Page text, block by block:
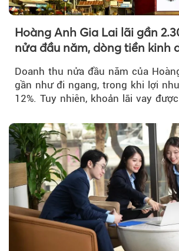
Hoàng Anh Gia Lai lãi gần
nửa đầu năm, dòng tiền kinh
Doanh thu nửa đầu năm của
gần như đi ngang, trong khi lợi
12%. Tuy nhiên, khoản lãi vay